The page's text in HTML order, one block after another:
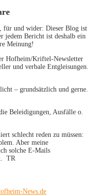
für und wider: Dieser Blog ist
jedem Bericht ist deshalb ein
Meinung!
Hofheim/Kriftel-Newsletter
und verbale Entgleisungen.
– grundsätzlich und gerne.
Beleidigungen, Ausfälle o.
schlecht reden zu müssen:
Aber meine
solche E-Mails
TR
News.de